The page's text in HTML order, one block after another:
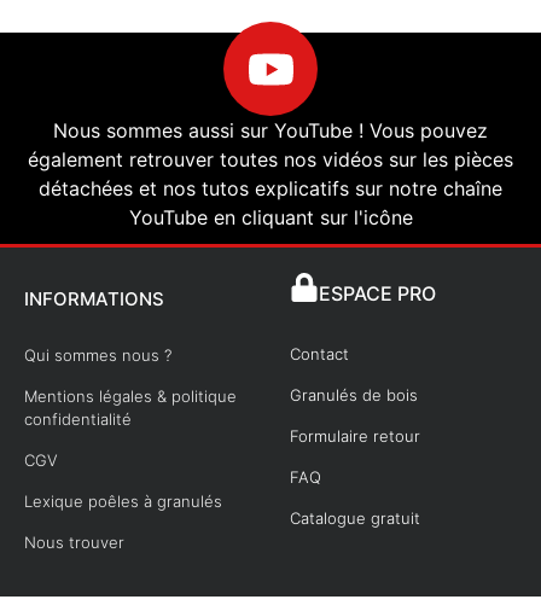
Nous sommes aussi sur YouTube ! Vous pouvez
également retrouver toutes nos vidéos sur les pièces
détachées et nos tutos explicatifs sur notre chaîne
YouTube en cliquant sur l'icône
INFORMATIONS
Qui sommes nous ?
Mentions légales & politique
confidentialité
CGV
Lexique poêles à granulés
Nous trouver
ESPACE PRO
Contact
Granulés de bois
Formulaire retour
FAQ
Catalogue gratuit